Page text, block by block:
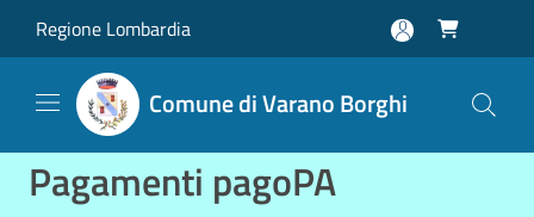
Regione Lombardia 
Comune di Varano Borghi
Pagamenti pagoPA